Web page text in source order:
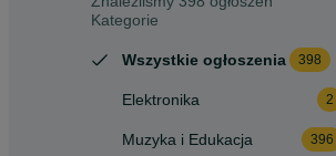
Kategorie
Wszystkie ogłoszenia 398
Elektronika 2
Muzyka i Edukacja 396